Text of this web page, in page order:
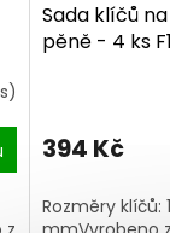
Sada klíčů
pěně - 4 ks
394 Kč
Rozměry klíčů: